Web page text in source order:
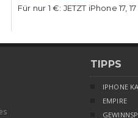
Für nur 1 €: JETZT iPhone 17,
TIPPS
IPHONE
EMPIRE